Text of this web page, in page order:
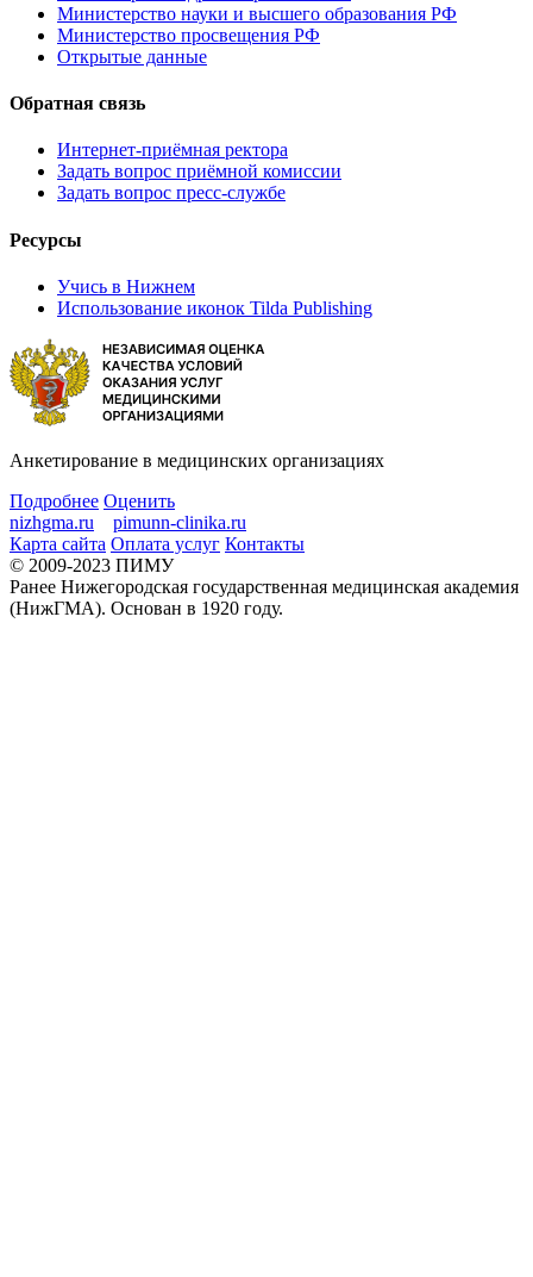
Министерство науки и высшего образования РФ
Министерство просвещения РФ
Открытые данные
Обратная связь
Интернет-приёмная ректора
Задать вопрос приёмной комиссии
Задать вопрос пресс-службе
Ресурсы
Учись в Нижнем
Использование иконок Tilda Publishing
Анкетирование в медицинских организациях
Подробнее Оценить
nizhgma.ru
pimunn-clinika.ru
Карта сайта Оплата услуг Контакты
© 2009-2023 ПИМУ
Ранее Нижегородская государственная медицинская академия
(НижГМА). Основан в 1920 году.